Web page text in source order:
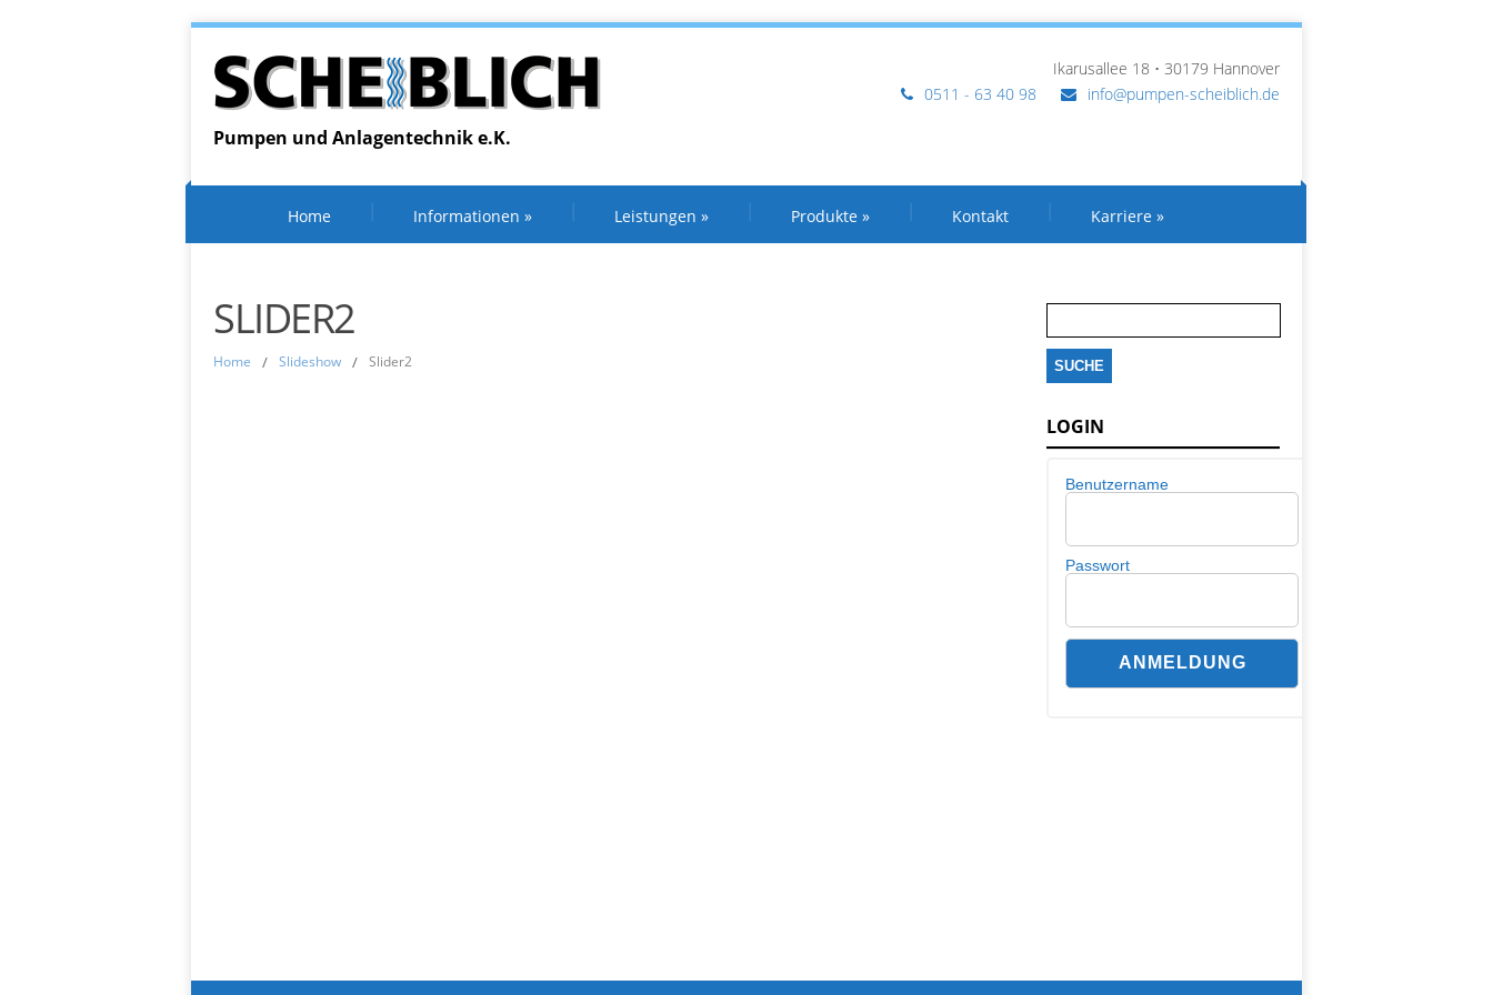
Pumpen und Anlagentechnik e.K.
Ikarusallee 18 • 30179 Hannover
0511 - 63 40 98
info@pumpen-scheiblich.de
Home Informationen » Leistungen » Produkte » Kontakt Karriere »
SLIDER2
Home / Slideshow / Slider2
nach:
LOGIN
Benutzername
Passwort